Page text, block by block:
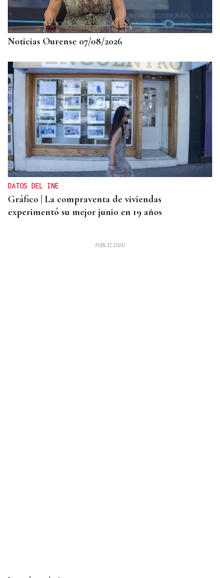
Noticias Ourense 07/08/2026
DATOS DEL INE
Gráfico | La compraventa de viviendas
experimentó su mejor junio en 19 años